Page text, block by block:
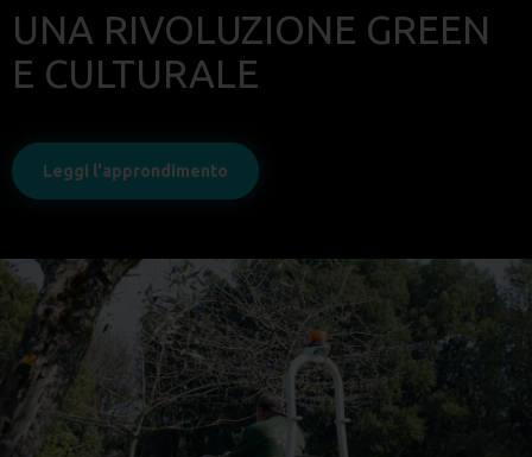
UNA RIVOLUZIONE GREEN
E CULTURALE
Leggi l'approndimento